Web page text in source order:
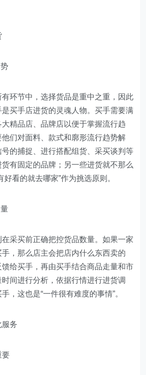
节中，选择货品是重中之重，因此
买手店进货的灵魂人物。买手需要满
精品店、品牌店以便于掌握流行趋
们对面料、款式和廓形流行趋势解
号的捕捉、进行搭配组货、采买谈判等
有固定的品牌；另一些进货就不那么
好看的就去哪家”作为挑选原则。
买前正确把控货品数量。如果一家
，那么店主会把店内什么东西卖的
给买手，再由买手结合商品走量和市
间进行分析，依据行情进行进货调
，这也是“一件很有难度的事情”。
务